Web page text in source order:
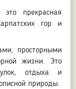
прекрасная
гор и
просторными
жизни. Это
отдыха и
природы.